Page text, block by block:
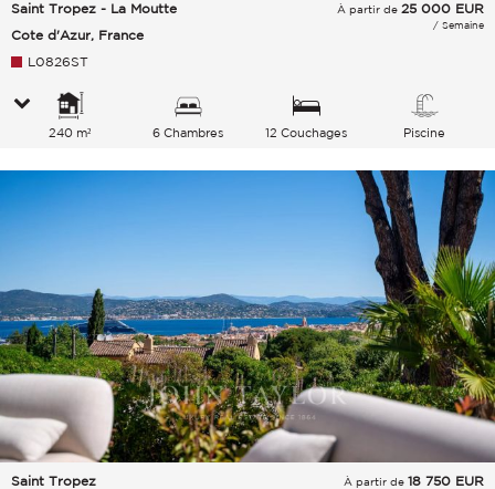
Saint Tropez - La Moutte
Cote d'Azur, France
À partir de 25 000 EUR
/ Semaine
L0826ST
240 m² 6 Chambres 12 Couchages Piscine
Saint Tropez
À partir de 18 750 EUR